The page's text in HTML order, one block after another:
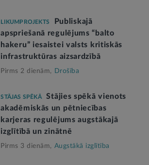
LIKUMPROJEKTS
Publiskajā
apspriešanā regulējums “balto
hakeru” iesaistei valsts kritiskās
infrastruktūras aizsardzībā
Pirms 2 dienām, Drošība
STĀJAS SPĒKĀ
Stājies spēkā vienots
akadēmiskās un pētniecības
karjeras regulējums augstākajā
izglītībā un zinātnē
Pirms 3 dienām, Augstākā izglītība